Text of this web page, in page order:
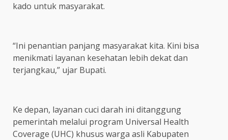
kado untuk masyarakat.
“Ini penantian panjang masyarakat kita. Kini bisa
menikmati layanan kesehatan lebih dekat dan
terjangkau,” ujar Bupati.
Ke depan, layanan cuci darah ini ditanggung
pemerintah melalui program Universal Health
Coverage (UHC) khusus warga asli Kabupaten